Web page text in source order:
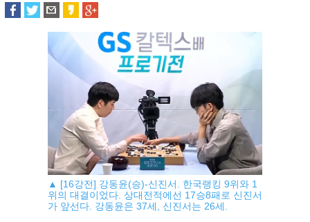
▲ [16강전] 강동윤(승)-신진서. 한국랭킹 9위와 1
위의 대결이었다. 상대전적에선 17승8패로 신진서
가 앞선다. 강동윤은 37세, 신진서는 26세.